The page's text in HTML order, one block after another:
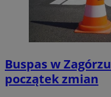
Buspas w
początek zmian